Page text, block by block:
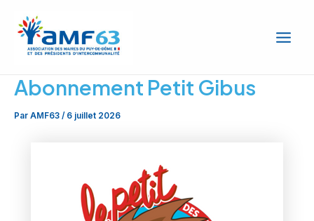
contenu
Abonnement Petit Gibus
Par AMF63 / 6 juillet 2026